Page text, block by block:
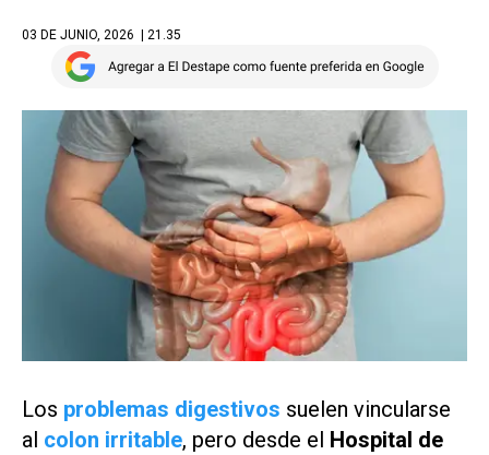
03 DE JUNIO, 2026 | 21.35
Los problemas digestivos suelen vincularse
al colon irritable, pero desde el Hospital de